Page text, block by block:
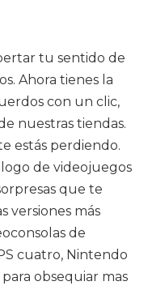
tu sentido de
Ahora tienes la
con un clic,
nuestras tiendas.
estás perdiendo.
de videojuegos
que te
versiones más
de
cuatro, Nintendo
obsequiar mas